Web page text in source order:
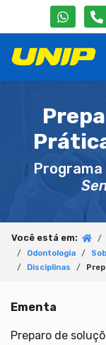
Programa
Você está em:
Odontologia
Disciplinas
Ementa
Preparo de